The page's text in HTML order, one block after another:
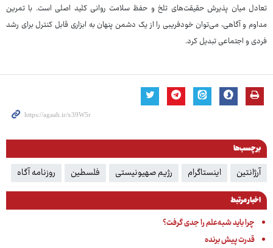
تعادل میان پذیرش حقیقت‌های تلخ و حفظ سلامت روانی کلید اصلی است. با تمرین
مداوم و آگاهی، می‌توان خودفریبی را از یک دشمن پنهان به ابزاری قابل کنترل برای رشد
فردی و اجتماعی تبدیل کرد.
برچسب‌ها
آرژانتین اینستاگرام رژیم صهیونیستی فلسطین روزنامه آگاه
اخبار مرتبط
چرا باید شبه‌علم را جدی گرفت؟
قدرت پیش برنده